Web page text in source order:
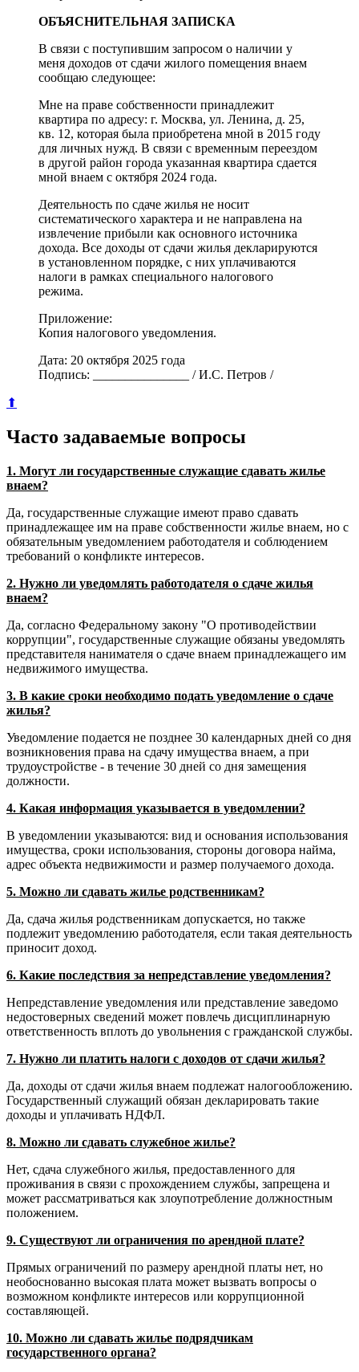
ОБЪЯСНИТЕЛЬНАЯ ЗАПИСКА
В связи с поступившим запросом о наличии у
меня доходов от сдачи жилого помещения внаем
сообщаю следующее:
Мне на праве собственности принадлежит
квартира по адресу: г. Москва, ул. Ленина, д. 25,
кв. 12, которая была приобретена мной в 2015 году
для личных нужд. В связи с временным переездом
в другой район города указанная квартира сдается
мной внаем с октября 2024 года.
Деятельность по сдаче жилья не носит
систематического характера и не направлена на
извлечение прибыли как основного источника
дохода. Все доходы от сдачи жилья декларируются
в установленном порядке, с них уплачиваются
налоги в рамках специального налогового
режима.
Приложение:
Копия налогового уведомления.
Дата: 20 октября 2025 года
Подпись: _______________ / И.С. Петров /
⬆
Часто задаваемые вопросы
1. Могут ли государственные служащие сдавать жилье
внаем?
Да, государственные служащие имеют право сдавать
принадлежащее им на праве собственности жилье внаем, но с
обязательным уведомлением работодателя и соблюдением
требований о конфликте интересов.
2. Нужно ли уведомлять работодателя о сдаче жилья
внаем?
Да, согласно Федеральному закону "О противодействии
коррупции", государственные служащие обязаны уведомлять
представителя нанимателя о сдаче внаем принадлежащего им
недвижимого имущества.
3. В какие сроки необходимо подать уведомление о сдаче
жилья?
Уведомление подается не позднее 30 календарных дней со дня
возникновения права на сдачу имущества внаем, а при
трудоустройстве - в течение 30 дней со дня замещения
должности.
4. Какая информация указывается в уведомлении?
В уведомлении указываются: вид и основания использования
имущества, сроки использования, стороны договора найма,
адрес объекта недвижимости и размер получаемого дохода.
5. Можно ли сдавать жилье родственникам?
Да, сдача жилья родственникам допускается, но также
подлежит уведомлению работодателя, если такая деятельность
приносит доход.
6. Какие последствия за непредставление уведомления?
Непредставление уведомления или представление заведомо
недостоверных сведений может повлечь дисциплинарную
ответственность вплоть до увольнения с гражданской службы.
7. Нужно ли платить налоги с доходов от сдачи жилья?
Да, доходы от сдачи жилья внаем подлежат налогообложению.
Государственный служащий обязан декларировать такие
доходы и уплачивать НДФЛ.
8. Можно ли сдавать служебное жилье?
Нет, сдача служебного жилья, предоставленного для
проживания в связи с прохождением службы, запрещена и
может рассматриваться как злоупотребление должностным
положением.
9. Существуют ли ограничения по арендной плате?
Прямых ограничений по размеру арендной платы нет, но
необоснованно высокая плата может вызвать вопросы о
возможном конфликте интересов или коррупционной
составляющей.
10. Можно ли сдавать жилье подрядчикам
государственного органа?